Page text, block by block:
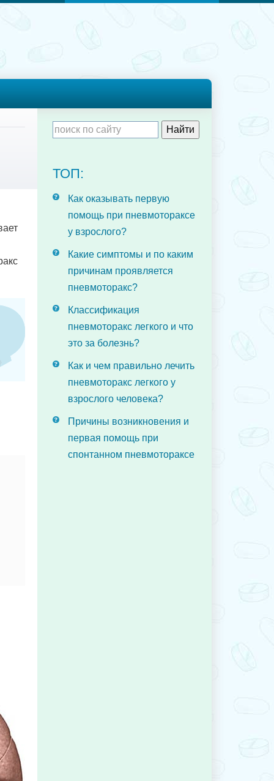
ТОП:
Как оказывать первую
помощь при пневмотораксе
у взрослого?
Какие симптомы и по каким
причинам проявляется
пневмоторакс?
Классификация
пневмоторакс легкого и что
это за болезнь?
Как и чем правильно лечить
пневмоторакс легкого у
взрослого человека?
Причины возникновения и
первая помощь при
спонтанном пневмотораксе